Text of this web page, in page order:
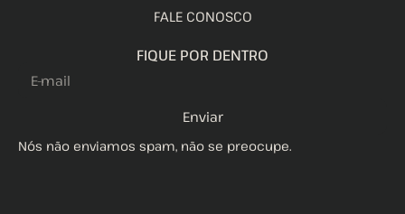
FALE CONOSCO
FIQUE POR DENTRO
Enviar
Nós não enviamos spam, não se preocupe.